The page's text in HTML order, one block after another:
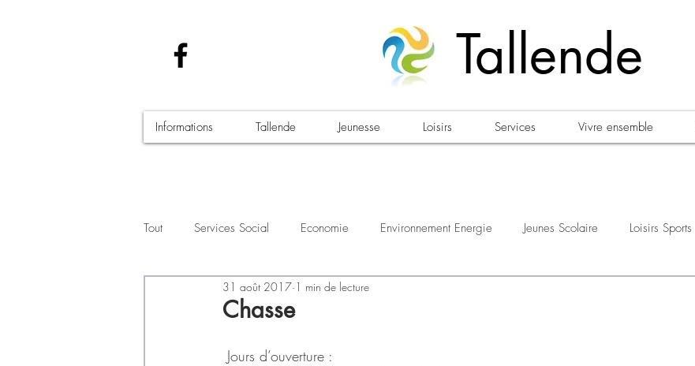
Tallende
Informations Tallende Jeunesse Loisirs Services Vivre ensemble
Tout Services Social Economie Environnement Energie Jeunes Scolaire Loisirs Sports
Santé - Covid-19 Culture Manifestations
Chasse
31 août 2017 1 min de lecture
Jours d’ouverture :